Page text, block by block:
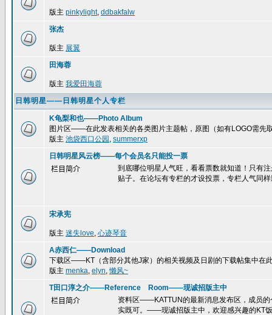
版主 pinkylight, ddbakfalw
张杰
版主 展翼
田海蓉
版主 我爱田海蓉
日韩明星——日韩明星个人专栏
K龟梨和也——Photo Album
图片区——在此发表相关的各类图片主题帖，原图（如有LOGO需先
版主 池袋西口公园 , summerxp
日韩明星风云榜——每个会员名只能投一票
栏目简介
到底哪位明星人气旺，看看票数就知道！只有
贴子。在论坛有专栏的才设投票，专栏人气同
宋承宪
版主 迷失love, 心迹琴音
A赤西仁——Download
下载区——KT（含部分其他J家）的相关视频及日剧的下载帖集中在
版主 menka, elyn,懒风~
T田口淳之介——Reference Room——现诚招版主中
栏目简介
资料区——KATTUN的最新消息发布区，成员的
实既可。——现诚招版主中，欢迎感兴趣的KT